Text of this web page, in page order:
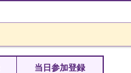
当日参加登録